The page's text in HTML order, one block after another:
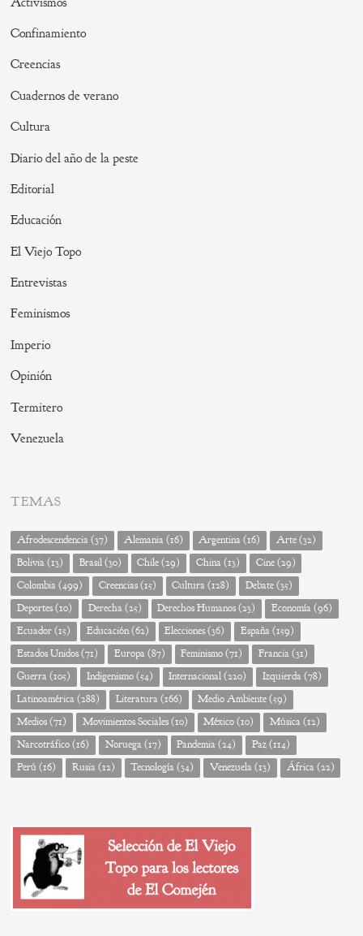
Confinamiento
Creencias
Cuadernos de verano
Cultura
Diario del año de la peste
Editorial
Educación
El Viejo Topo
Entrevistas
Feminismos
Imperio
Opinión
Termitero
Venezuela
TEMAS
Afrodescendencia(37) Alemania(16) Argentina(16) Arte(32)
Bolivia(13) Brasil(30) Chile(29) China(13) Cine(29)
Colombia(499) Creencias(15) Cultura(128) Debate(35)
Deportes(10) Derecha(25) Derechos Humanos(23) Economía(96)
Ecuador(15) Educación(62) Elecciones(36) España(159)
Estados Unidos(71) Europa(87) Feminismo(71) Francia(31)
Guerra(105) Indigenismo(54) Internacional(220) Izquierda(78)
Latinoamérica(288) Literatura(166) Medio Ambiente(59)
Medios(71) Movimientos Sociales(10) México(10) Música(12)
Narcotráfico(16) Noruega(17) Pandemia(24) Paz(114)
Perú (16) Rusia(12) Tecnología(34) Venezuela(13) África(22)